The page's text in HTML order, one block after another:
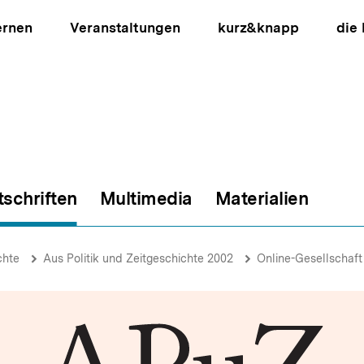
Veranstaltungen kurz&knapp die
Multimedia Materialien
Aus Politik und Zeitgeschichte 2002 Online-Gesellschaft